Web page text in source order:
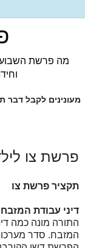
מה פרשת השבוע
מעונינים לקבל דבר
פרשת צו
תקציר פרשת צו
דיני עבודת המזבח
התורה מונה כמה
המזבח. סדר